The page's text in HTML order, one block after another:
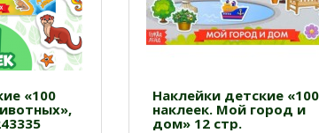
«100
Наклейки детские «100
наклеек. Мой город и
дом» 12 стр.